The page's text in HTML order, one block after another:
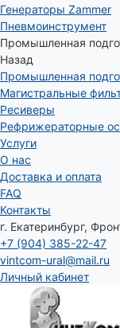
Генераторы Zammer
Пневмоинструмент
Промышленная
Назад
Промышленная
Магистральные
Ресиверы
Рефрижераторные
Услуги
О нас
Доставка и оплата
FAQ
Контакты
г. Екатеринбург,
+7 (904) 385-22-47
vintcom-ural@mail.ru
Личный кабинет